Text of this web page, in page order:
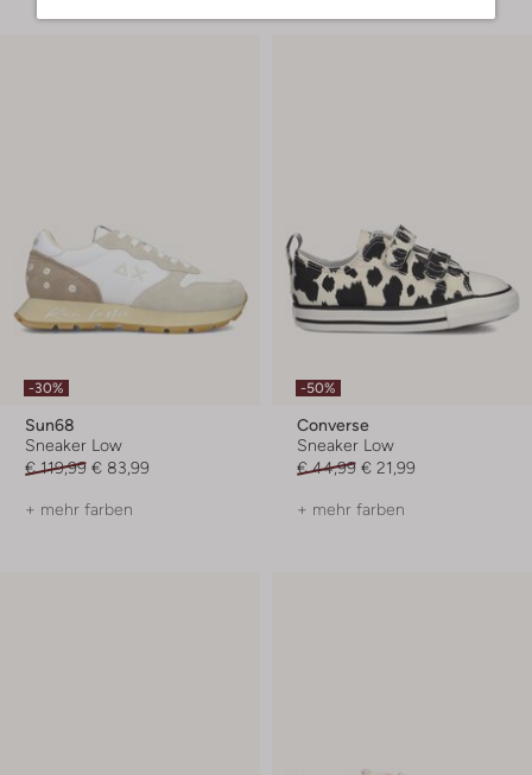
-30%
Sun68
Sneaker Low
€ 119,99 € 83,99
+ mehr farben
-50%
Converse
Sneaker Low
€ 44,99 € 21,99
+ mehr farben